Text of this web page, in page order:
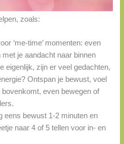
zoals:
‘me-time’ momenten: even
je aandacht naar binnen
eigenlijk, zijn er veel gedachten,
Ontspan je bewust, voel
bovenkomt, even bewegen of
eens bewust 1-2 minuten en
naar 4 of 5 tellen voor in- en